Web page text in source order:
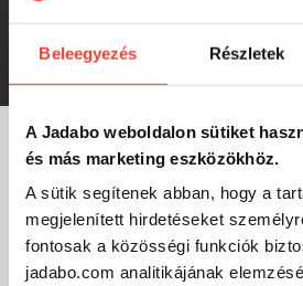
Beleegyezés Részletek
A Jadabo weboldalon sütiket
és más marketing eszközökhöz.
A sütik segítenek abban, hogy a
megjelenített hirdetéseket
fontosak a közösségi funkciók
jadabo.com analitikájának
8 602 Ft